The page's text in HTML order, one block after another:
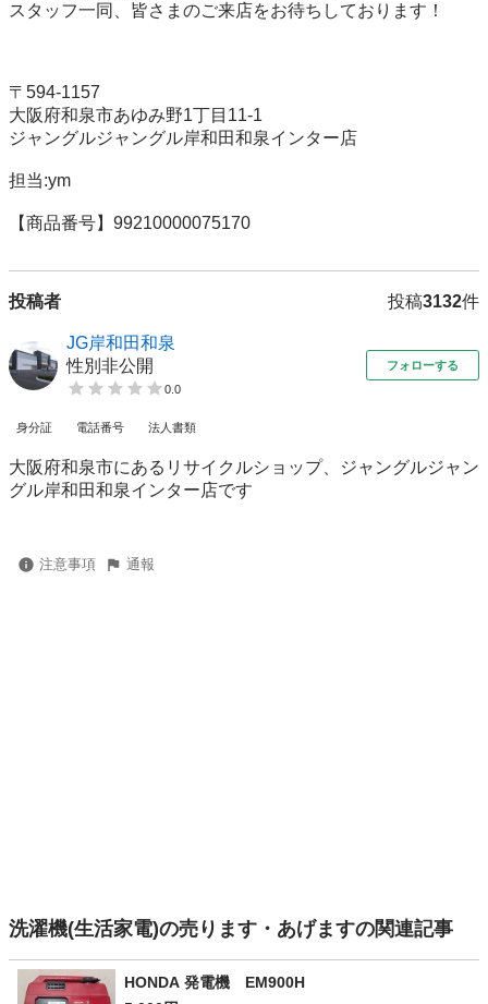
スタッフ一同、皆さまのご来店をお待ちしております！
〒594-1157
大阪府和泉市あゆみ野1丁目11-1
ジャングルジャングル岸和田和泉インター店
担当:ym
【商品番号】99210000075170
投稿者 投稿3132件
JG岸和田和泉
性別非公開
0.0
フォローする
身分証 電話番号 法人書類
大阪府和泉市にあるリサイクルショップ、ジャングルジャン
グル岸和田和泉インター店です
注意事項 通報
洗濯機(生活家電)の売ります・あげますの関連記事
HONDA 発電機 EM900H